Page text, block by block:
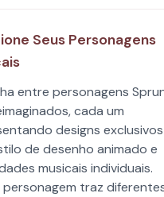
Seus Personagens
entre personagens
cada um
designs exclusivos
de desenho animado e
musicais individuais.
personagem traz